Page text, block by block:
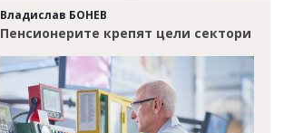
Владислав БОНЕВ
Пенсионерите крепят цели сектори